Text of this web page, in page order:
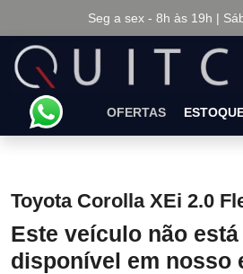
Seg a sex - 8h às 19h |
OFERTAS
Toyota Corolla XEi 2.0
Este veículo não
disponível em nosso